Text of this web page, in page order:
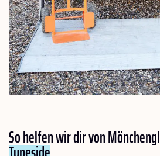
So helfen wir dir von